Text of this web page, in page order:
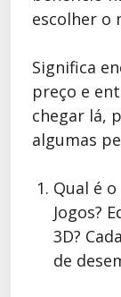
escolher o
Significa
preço e
chegar lá,
algumas
Qual é
Jogos?
3D?
de